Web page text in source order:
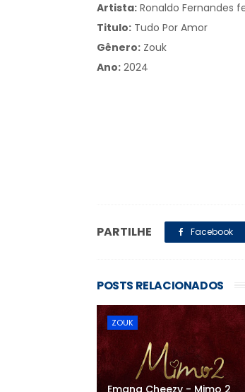
Artista: Ronaldo Fernandes
Titulo: Tudo Por Amor
Gênero: Zouk
Ano: 2024
PARTILHE Facebook
POSTS RELACIONADOS
ZOUK
Emana Cheezy - Mimo 2